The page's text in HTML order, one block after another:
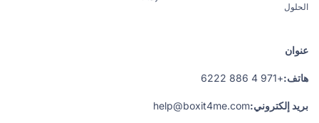
الحلول
عنوان
هاتف:+971 4 886 6222
بريد إلكتروني:help@boxit4me.com